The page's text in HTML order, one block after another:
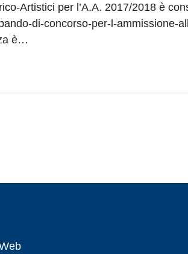
Artistici per l’A.A. 2017/2018 è
di-concorso-per-l-ammissione-
è…